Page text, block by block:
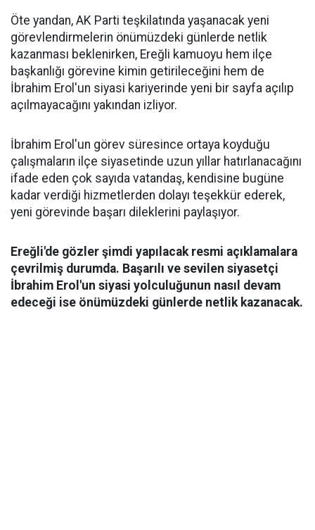
Öte yandan, AK Parti teşkilatında yaşanacak yeni
görevlendirmelerin önümüzdeki günlerde netlik
kazanması beklenirken, Ereğli kamuoyu hem ilçe
başkanlığı görevine kimin getirileceğini hem de
İbrahim Erol'un siyasi kariyerinde yeni bir sayfa açılıp
açılmayacağını yakından izliyor.
İbrahim Erol'un görev süresince ortaya koyduğu
çalışmaların ilçe siyasetinde uzun yıllar hatırlanacağını
ifade eden çok sayıda vatandaş, kendisine bugüne
kadar verdiği hizmetlerden dolayı teşekkür ederek,
yeni görevinde başarı dileklerini paylaşıyor.
Ereğli'de gözler şimdi yapılacak resmi açıklamalara
çevrilmiş durumda. Başarılı ve sevilen siyasetçi
İbrahim Erol'un siyasi yolculuğunun nasıl devam
edeceği ise önümüzdeki günlerde netlik kazanacak.